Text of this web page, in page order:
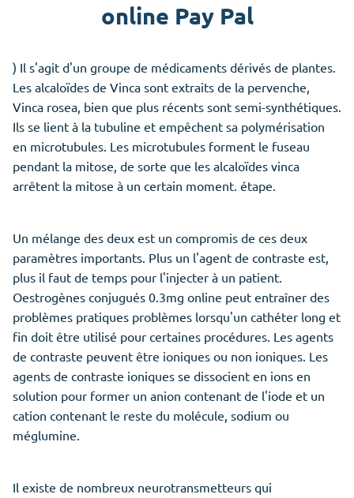
online Pay Pal
) Il s'agit d'un groupe de médicaments dérivés de plantes.
Les alcaloïdes de Vinca sont extraits de la pervenche,
Vinca rosea, bien que plus récents sont semi-synthétiques.
Ils se lient à la tubuline et empêchent sa polymérisation
en microtubules. Les microtubules forment le fuseau
pendant la mitose, de sorte que les alcaloïdes vinca
arrêtent la mitose à un certain moment. étape.
Un mélange des deux est un compromis de ces deux
paramètres importants. Plus un l'agent de contraste est,
plus il faut de temps pour l'injecter à un patient.
Oestrogènes conjugués 0.3mg online peut entraîner des
problèmes pratiques problèmes lorsqu'un cathéter long et
fin doit être utilisé pour certaines procédures. Les agents
de contraste peuvent être ioniques ou non ioniques. Les
agents de contraste ioniques se dissocient en ions en
solution pour former un anion contenant de l'iode et un
cation contenant le reste du molécule, sodium ou
méglumine.
Il existe de nombreux neurotransmetteurs qui